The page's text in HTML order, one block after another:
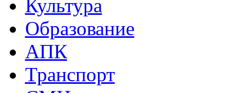
Культура
Образование
АПК
Транспорт